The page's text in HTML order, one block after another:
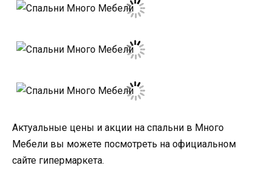
Актуальные цены и акции на спальни в Много
Мебели вы можете посмотреть на официальном
сайте гипермаркета.